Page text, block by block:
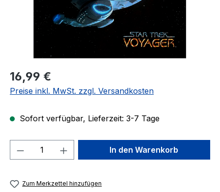
Regulärer Preis:
16,99 €
Preise inkl. MwSt. zzgl. Versandkosten
Sofort verfügbar, Lieferzeit: 3-7 Tage
Produkt Anzahl: Gib denIn den Warenkorb
Zum Merkzettel hinzufügen